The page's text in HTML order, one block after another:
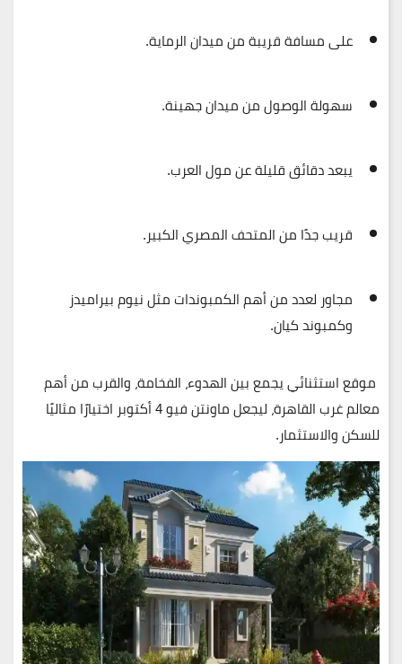
على مسافة قريبة منميدان الرماية.
سهولة الوصول منميدان جهينة.
يبعد دقائق قليلة عنمول العرب.
قريب جدًا منالمتحف المصري الكبير.
مجاور لعدد من أهم الكمبوندات مثلنيوم بيراميدز
وكمبوند كيان.
موقع استثنائي يجمع بين الهدوء، الفخامة، والقرب من أهم
معالم غرب القاهرة، ليجعل ماونتن فيو 4 أكتوبر اختيارًا مثاليًا
للسكن والاستثمار.